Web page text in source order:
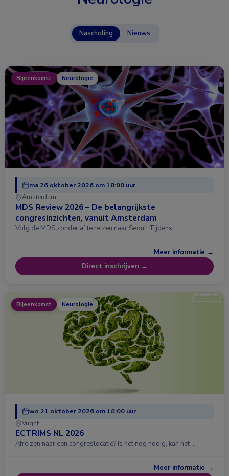
Nascholing Nieuws
Bijeenkomst Neurologie
ma 26 oktober 2026 om 18:00 uur
Amsterdam
MDS Review 2026 – De belangrijkste
congresinzichten, vanuit Amsterdam
Volg de MDS zonder af te reizen naar Seoul! Tijdens …
Meer informatie →
Direct inschrijven →
Bijeenkomst Neurologie
wo 21 oktober 2026 om 18:00 uur
Vught
ECTRIMS NL 2026
Afreizen naar een congreslocatie? Is het nog nodig, kan het …
Meer informatie →